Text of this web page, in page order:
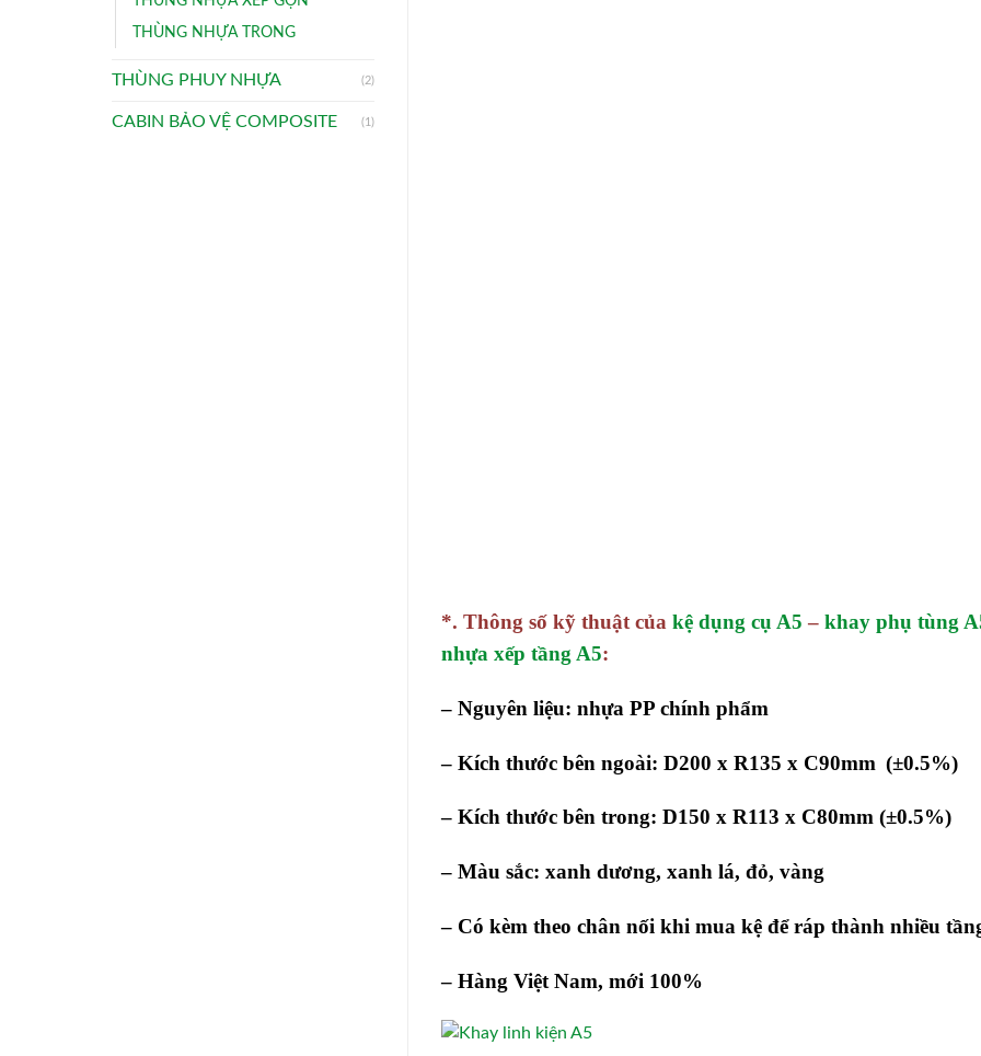
THÙNG NHỰA TRONG
THÙNG PHUY NHỰA (2)
CABIN BẢO VỆ COMPOSITE (1)
*. Thông số kỹ thuật của kệ dụng cụ A5 – khay phụ tùng
nhựa xếp tầng A5:
– Nguyên liệu: nhựa PP chính phẩm
– Kích thước bên ngoài: D200 x R135 x C90mm (±0.5%)
– Kích thước bên trong: D150 x R113 x C80mm (±0.5%)
– Màu sắc: xanh dương, xanh lá, đỏ, vàng
– Có kèm theo chân nối khi mua kệ để ráp thành nhiều
– Hàng Việt Nam, mới 100%